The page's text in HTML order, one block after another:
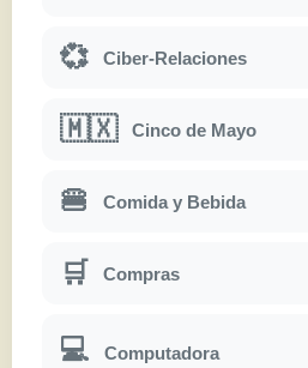
💞 Ciber-Relaciones
🇲🇽 Cinco de Mayo
🍔 Comida y Bebida
🛒 Compras
💻 Computadora